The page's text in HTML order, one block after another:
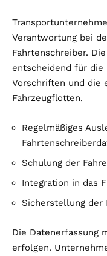
Verantwortung bei
Fahrtenschreiber.
entscheidend für die
Vorschriften und die
Fahrzeugflotten.
Regelmäßiges
Schulung der
Integration in das
Sicherstellung der
Die Datenerfassung
erfolgen.